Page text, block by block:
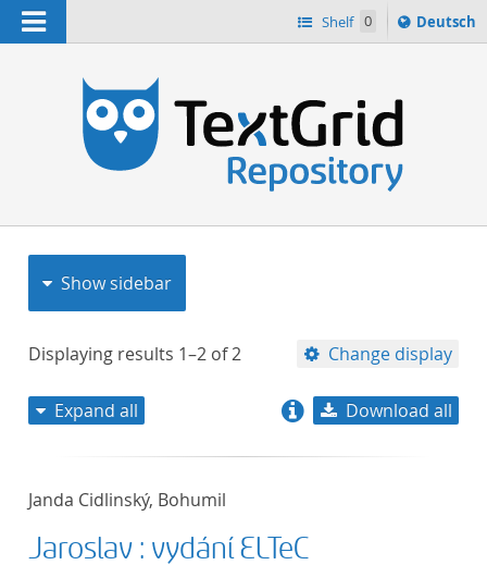
Navigation Shelf 0
Sprache
ï¿½ndern
Deutsch
Show sidebar
Displaying results 1–2 of2 Change display
Expand all Download all
Janda Cidlinský, Bohumil
Jaroslav : vydání ELTeC